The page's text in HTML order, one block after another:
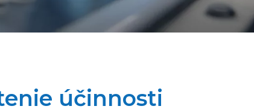
a biomarkery
IND
účinnosti